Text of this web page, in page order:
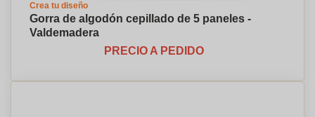
Crea tu diseño
Gorra de algodón cepillado de 5 paneles -
Valdemadera
PRECIO A PEDIDO